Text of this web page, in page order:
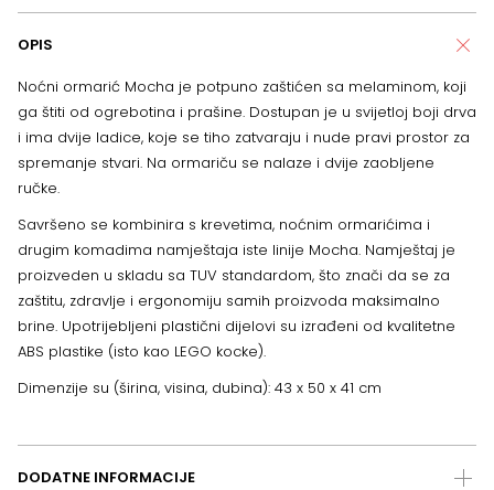
OPIS
Noćni ormarić Mocha je potpuno zaštićen sa melaminom, koji
ga štiti od ogrebotina i prašine. Dostupan je u svijetloj boji drva
i ima dvije ladice, koje se tiho zatvaraju i nude pravi prostor za
spremanje stvari. Na ormariču se nalaze i dvije zaobljene
ručke.
Savršeno se kombinira s krevetima, noćnim ormarićima i
drugim komadima namještaja iste linije Mocha. Namještaj je
proizveden u skladu sa TUV standardom, što znači da se za
zaštitu, zdravlje i ergonomiju samih proizvoda maksimalno
brine. Upotrijebljeni plastični dijelovi su izrađeni od kvalitetne
ABS plastike (isto kao LEGO kocke).
Dimenzije su (širina, visina, dubina): 43 x 50 x 41 cm
DODATNE INFORMACIJE